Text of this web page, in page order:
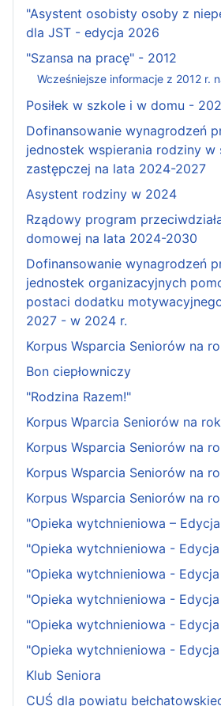
"Asystent osobisty osoby z
dla JST - edycja 2026
"Szansa na pracę" - 2012
Wcześniejsze informacje z 2012 r.
Posiłek w szkole i w domu -
Dofinansowanie wynagrodzeń
jednostek wspierania rodziny w
zastępczej na lata 2024-2027
Asystent rodziny w 2024
Rządowy program
domowej na lata 2024-2030
Dofinansowanie wynagrodzeń
jednostek organizacyjnych
postaci dodatku
2027 - w 2024 r.
Korpus Wsparcia Seniorów na
Bon ciepłowniczy
"Rodzina Razem!"
Korpus Wparcia Seniorów na
Korpus Wsparcia Seniorów na
Korpus Wsparcia Seniorów na
Korpus Wsparcia Seniorów na
"Opieka wytchnieniowa –
"Opieka wytchnieniowa -
"Opieka wytchnieniowa -
"Opieka wytchnieniowa -
"Opieka wytchnieniowa -
"Opieka wytchnieniowa -
Klub Seniora
CUŚ dla powiatu